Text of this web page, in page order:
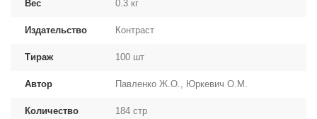
Вес 0.3 кг
Издательство Контраст
Тираж 100 шт
Автор Павленко Ж.О., Юркевич О.М.
Количество
184 стр